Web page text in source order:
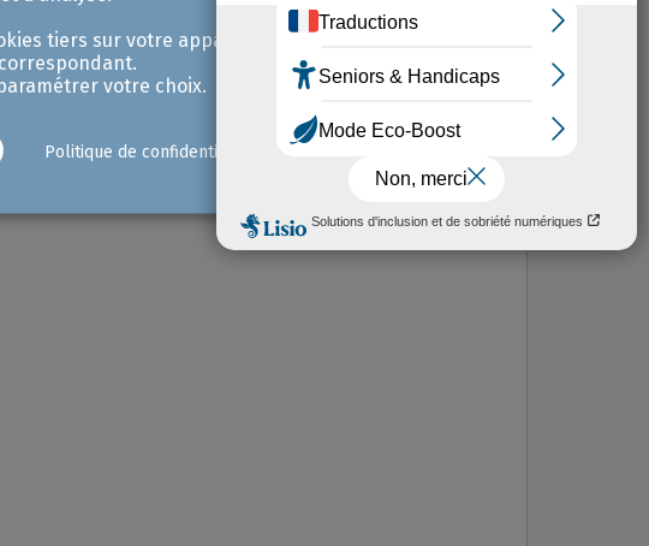
Contact :
tiers sur votre appareil et /
votre choix.
Politique de confidentialité